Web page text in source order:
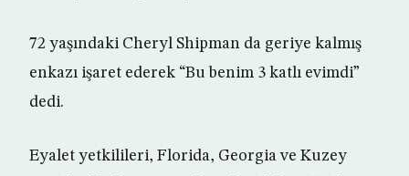
72 yaşındaki Cheryl Shipman da geriye kalmış
enkazı işaret ederek “Bu benim 3 katlı evimdi”
dedi.
Eyalet yetkilileri, Florida, Georgia ve Kuzey